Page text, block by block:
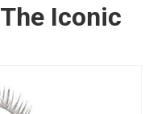
Iconic